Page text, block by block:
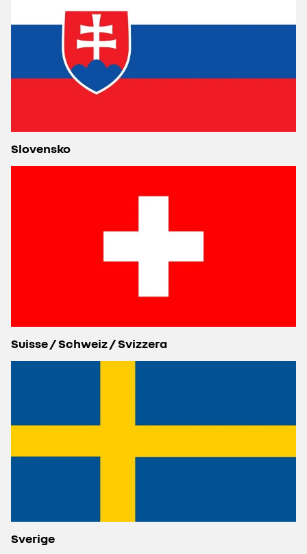
Slovensko
Suisse / Schweiz / Svizzera
Sverige